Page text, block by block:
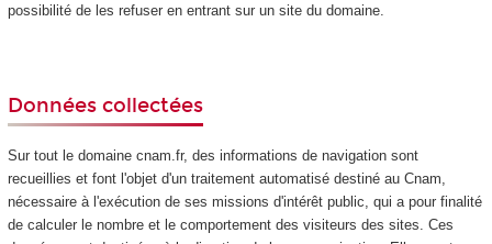
possibilité de les refuser en entrant sur un site du domaine.
Données collectées
Sur tout le domaine cnam.fr, des informations de navigation sont
recueillies et font l'objet d'un traitement automatisé destiné au Cnam,
nécessaire à l'exécution de ses missions d'intérêt public, qui a pour finalité
de calculer le nombre et le comportement des visiteurs des sites. Ces